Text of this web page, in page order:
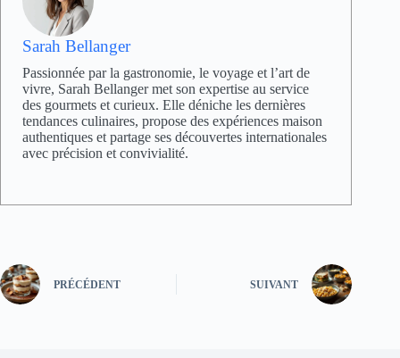
Sarah Bellanger
Passionnée par la gastronomie, le voyage et l’art de
vivre, Sarah Bellanger met son expertise au service
des gourmets et curieux. Elle déniche les dernières
tendances culinaires, propose des expériences maison
authentiques et partage ses découvertes internationales
avec précision et convivialité.
PRÉCÉDENT SUIVANT